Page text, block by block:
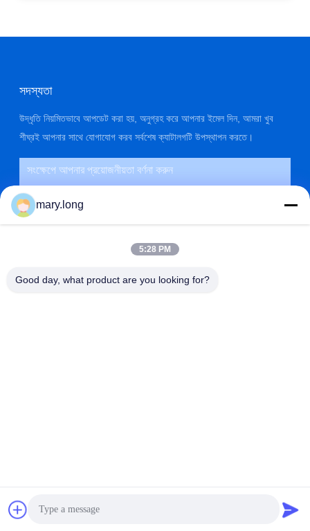
সদস্যতা
উদ্ধৃতি নিয়মিতভাবে আপডেট করা হয়, অনুগ্রহ করে আপনার ইমেল দিন, আমরা খুব
শীঘ্রই আপনার সাথে যোগাযোগ করব সর্বশেষ ক্যাটালগটি উপস্থাপন করতে।
2026 ZOLYTECH MACHINERY CO., LTD . সমস্ত অধিকার
mary.long
5:28 PM
Good day, what product are you looking for?